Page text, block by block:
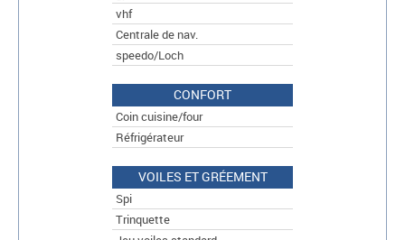
vhf
Centrale de nav.
speedo/Loch
CONFORT
Coin cuisine/four
Réfrigérateur
VOILES ET GRÉEMENT
Spi
Trinquette